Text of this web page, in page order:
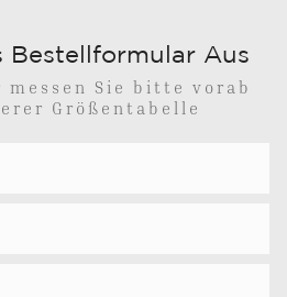
Bestellformular Aus
messen Sie bitte vorab
Größentabelle